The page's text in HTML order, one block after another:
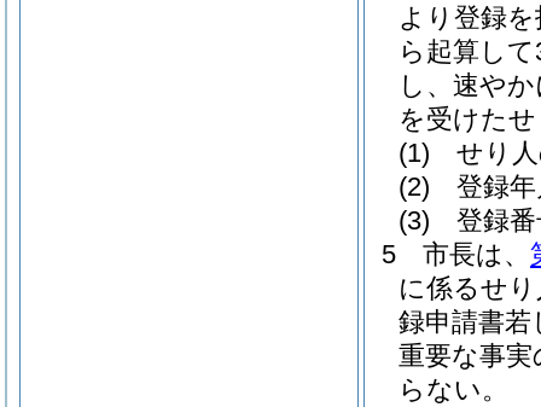
より登録
ら起算し
し、速や
を受けた
(1)
せり
(2)
登録
(3)
登録
5
市長は、
に係るせ
録申請書
重要な事
らない。